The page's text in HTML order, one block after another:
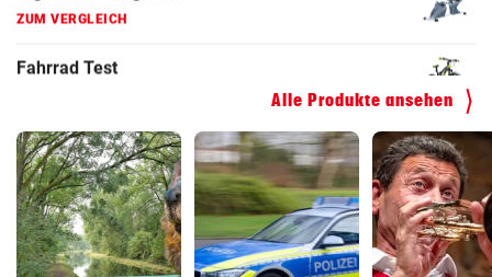
Hoverboard Vergleich
ZUM VERGLEICH
Alle Produkte ansehen